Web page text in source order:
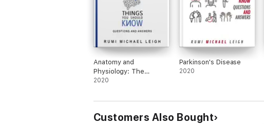
Anatomy and
Physiology: The
Cardiovascular System
2020
Parkinson's Disease
2020
Customers Also Bought